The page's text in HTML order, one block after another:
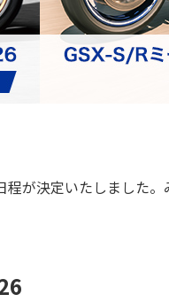
が決定いたしました